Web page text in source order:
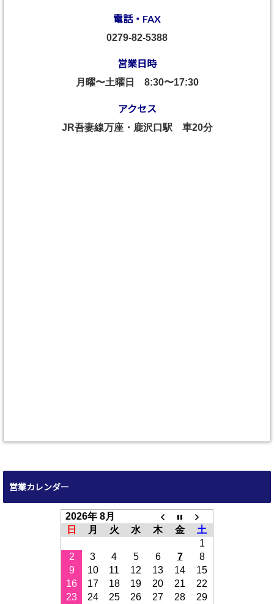
電話・FAX
0279-82-5388
営業日時
月曜〜土曜日 8:30〜17:30
アクセス
JR吾妻線万座・鹿沢口駅 車20分
営業カレンダー
2026年 8月
日
月 火 水 木 金
土
1
2
3 4 5 6 7
8
9
10 11 12 13 14
15
16
17 18 19 20 21
22
23
24 25 26 27 28 29